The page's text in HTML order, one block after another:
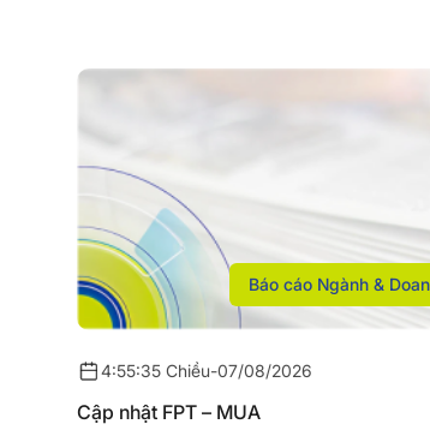
Báo cáo Ngành &
4:55:35 Chiều-07/08/2026
Cập nhật FPT – MUA